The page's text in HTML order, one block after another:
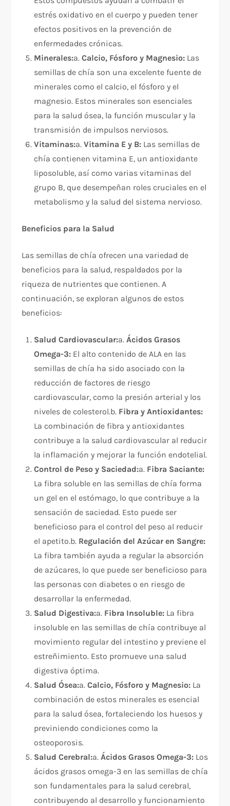
estrés oxidativo en el cuerpo y pueden tener
efectos positivos en la prevención de
enfermedades crónicas.
Minerales:a.Calcio, Fósforo y Magnesio: Las
semillas de chía son una excelente fuente de
minerales como el calcio, el fósforo y el
magnesio. Estos minerales son esenciales
para la salud ósea, la función muscular y la
transmisión de impulsos nerviosos.
Vitaminas:a.Vitamina E y B: Las semillas de
chía contienen vitamina E, un antioxidante
liposoluble, así como varias vitaminas del
grupo B, que desempeñan roles cruciales en el
metabolismo y la salud del sistema nervioso.
Beneficios para la Salud
Las semillas de chía ofrecen una variedad de
beneficios para la salud, respaldados por la
riqueza de nutrientes que contienen. A
continuación, se exploran algunos de estos
beneficios:
Salud Cardiovascular:a.Ácidos Grasos
Omega-3: El alto contenido de ALA en las
semillas de chía ha sido asociado con la
reducción de factores de riesgo
cardiovascular, como la presión arterial y los
niveles de colesterol.b. Fibra y Antioxidantes:
La combinación de fibra y antioxidantes
contribuye a la salud cardiovascular al reducir
la inflamación y mejorar la función endotelial.
Control de Peso y Saciedad:a. Fibra Saciante:
La fibra soluble en las semillas de chía forma
un gel en el estómago, lo que contribuye a la
sensación de saciedad. Esto puede ser
beneficioso para el control del peso al reducir
el apetito.b. Regulación del Azúcar en Sangre:
La fibra también ayuda a regular la absorción
de azúcares, lo que puede ser beneficioso para
las personas con diabetes o en riesgo de
desarrollar la enfermedad.
Salud Digestiva:a. Fibra Insoluble: La fibra
insoluble en las semillas de chía contribuye al
movimiento regular del intestino y previene el
estreñimiento. Esto promueve una salud
digestiva óptima.
Salud Ósea:a.Calcio, Fósforo y Magnesio: La
combinación de estos minerales es esencial
para la salud ósea, fortaleciendo los huesos y
previniendo condiciones como la
osteoporosis.
Salud Cerebral:a.Ácidos Grasos Omega-3: Los
ácidos grasos omega-3 en las semillas de chía
son fundamentales para la salud cerebral,
contribuyendo al desarrollo y funcionamiento